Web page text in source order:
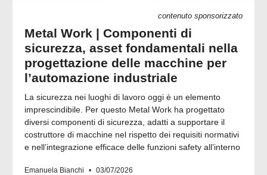
contenuto sponsorizzato
Metal Work | Componenti di
sicurezza, asset fondamentali nella
progettazione delle macchine per
l’automazione industriale
La sicurezza nei luoghi di lavoro oggi è un elemento
imprescindibile. Per questo Metal Work ha progettato
diversi componenti di sicurezza, adatti a supportare il
costruttore di macchine nel rispetto dei requisiti normativi
e nell’integrazione efficace delle funzioni safety all’interno
Emanuela Bianchi 03/07/2026